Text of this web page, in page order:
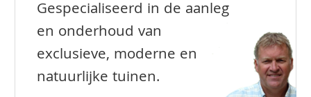
Gespecialiseerd in de aanleg
en onderhoud van
exclusieve, moderne en
natuurlijke tuinen.